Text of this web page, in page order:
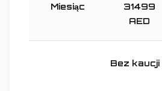
Miesiąc
31499
AED
Bez kaucji